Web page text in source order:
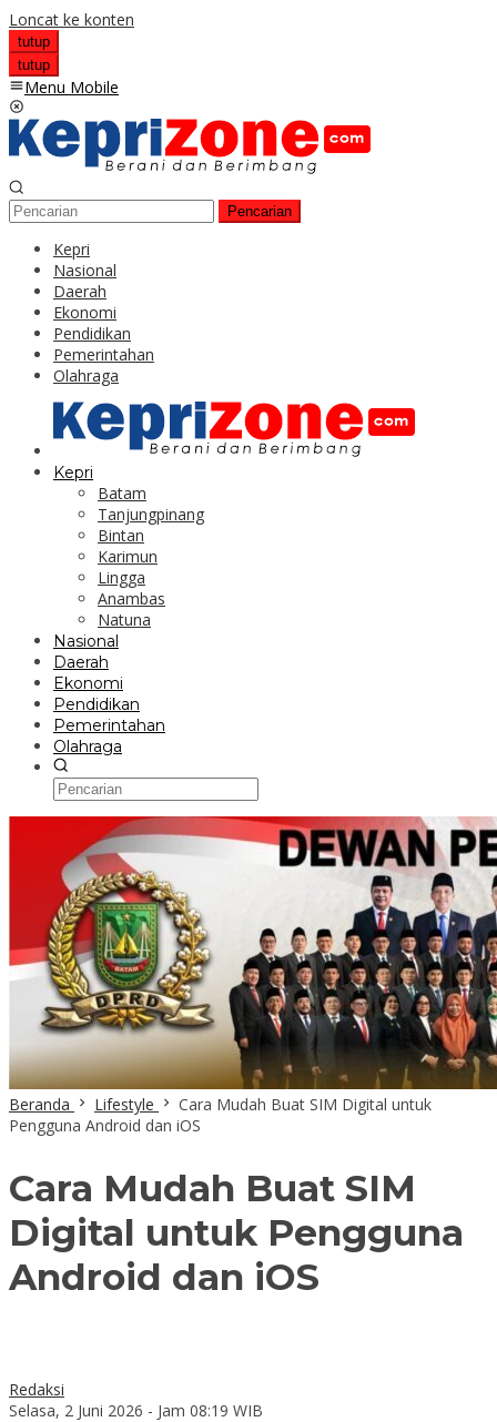
Loncat ke konten
tutup
tutup
Menu Mobile
Pencarian
Kepri
Nasional
Daerah
Ekonomi
Pendidikan
Pemerintahan
Olahraga
Kepri
Batam
Tanjungpinang
Bintan
Karimun
Lingga
Anambas
Natuna
Nasional
Daerah
Ekonomi
Pendidikan
Pemerintahan
Olahraga
Beranda Lifestyle
Cara Mudah Buat SIM Digital untuk
Pengguna Android dan iOS
Cara Mudah Buat SIM
Digital untuk Pengguna
Android dan iOS
Redaksi
Selasa, 2 Juni 2026 - Jam 08:19 WIB